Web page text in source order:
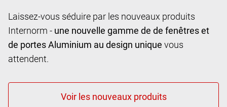
Laissez-vous séduire par les nouveaux produits
Internorm - une nouvelle gamme de de fenêtres et
de portes Aluminium au design unique vous
attendent.